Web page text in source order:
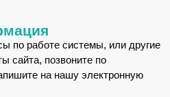
по работе системы, или другие
сайта, позвоните по
на нашу электронную